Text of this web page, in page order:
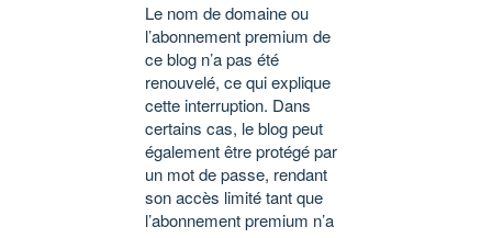
Le nom de domaine ou
l’abonnement premium de
ce blog n’a pas été
renouvelé, ce qui explique
cette interruption. Dans
certains cas, le blog peut
également être protégé par
un mot de passe, rendant
son accès limité tant que
l’abonnement premium n’a